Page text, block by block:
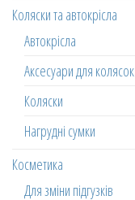
Коляски та автокрісла
Автокрісла
Аксесуари для колясок
Коляски
Нагрудні сумки
Косметика
Для зміни підгузків